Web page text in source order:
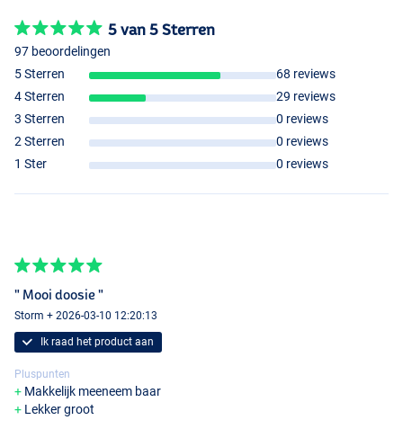
5 van 5 Sterren
97 beoordelingen
5 Sterren
68 reviews
4 Sterren
29 reviews
3 Sterren
0 reviews
2 Sterren
0 reviews
1 Ster
0 reviews
" Mooi doosie "
Storm + 2026-03-10 12:20:13
Ik raad het product aan
Pluspunten
Makkelijk meeneem baar
Lekker groot